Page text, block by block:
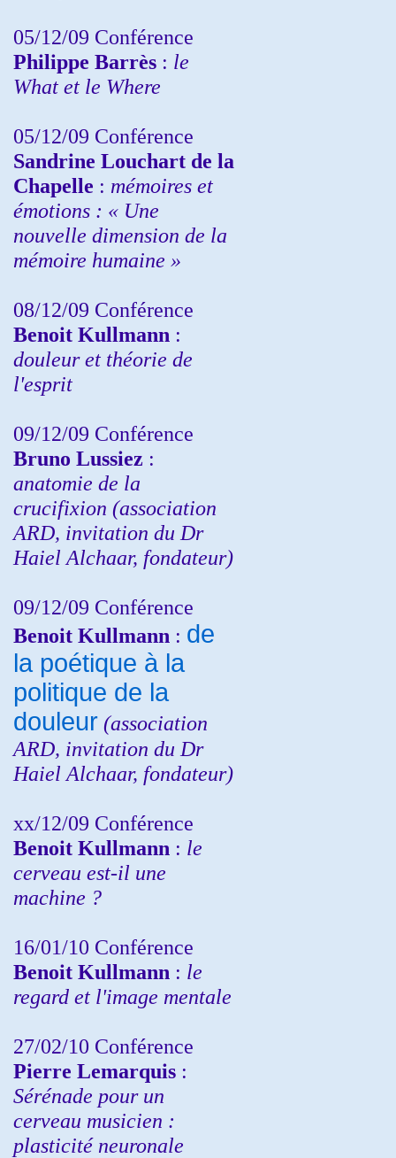
05/12/09 Conférence
Philippe Barrès : le
What et le Where
05/12/09 Conférence
Sandrine Louchart de la
Chapelle : mémoires et
émotions : « Une
nouvelle dimension de la
mémoire humaine »
08/12/09 Conférence
Benoit Kullmann :
douleur et théorie de
l'esprit
09/12/09 Conférence
Bruno Lussiez :
anatomie de la
crucifixion (association
ARD, invitation du Dr
Haiel Alchaar, fondateur)
09/12/09 Conférence
Benoit Kullmann : de
la poétique à la
politique de la
douleur (association
ARD, invitation du Dr
Haiel Alchaar, fondateur)
xx/12/09 Conférence
Benoit Kullmann : le
cerveau est-il une
machine ?
16/01/10 Conférence
Benoit Kullmann : le
regard et l'image mentale
27/02/10 Conférence
Pierre Lemarquis :
Sérénade pour un
cerveau musicien :
plasticité neuronale